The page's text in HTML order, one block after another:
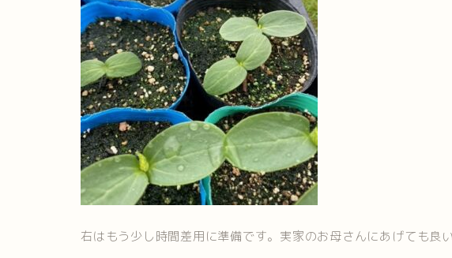
右はもう少し時間差用に準備です。実家のお母さんにあげても良